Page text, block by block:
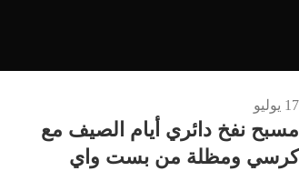
17 يوليو
مسبح نفخ دائري أيام الصيف مع
كرسي ومظلة من بست واي